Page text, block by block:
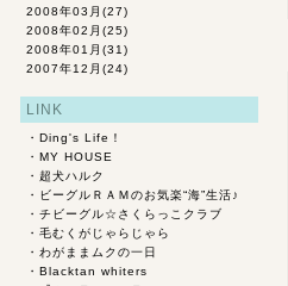
2008年03月 (27)
2008年02月 (25)
2008年01月 (31)
2007年12月 (24)
LINK
・ Ding's Life！
・ MY HOUSE
・ 超犬ハルク
・
ビーグルＲＡＭのお気楽“海”生活♪
・ チビーグル☆さくらっこクラブ
・ 毛むくがじゃらじゃら
・ わがままムクの一日
・ Blacktan whiters